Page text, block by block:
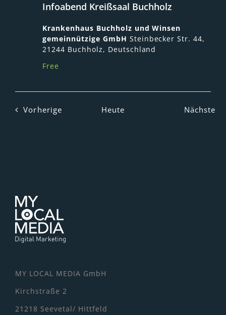
Infoabend Kreißsaal Buchholz
Krankenhaus Buchholz und Winsen
gemeinnützige GmbH Steinbecker Str. 44,
21244 Buchholz, Deutschland
Free
Vorherige Veranstaltungen
Heute Nächste
MY LOCAL MEDIA GmbH
Kirchstraße 2
21218 Seevetal/ Hittfeld